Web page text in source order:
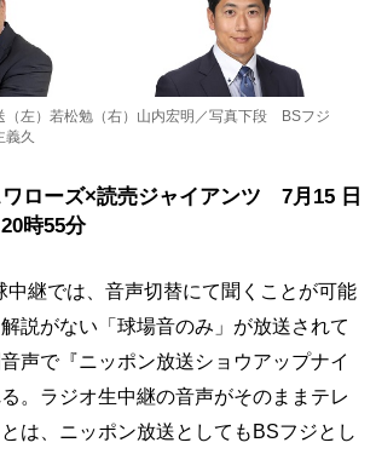
左）若松勉（右）山内宏明／写真下段 BSフジ
義久
ローズ×読売ジャイアンツ 7月15 日
時55分
中継では、音声切替にて聞くことが可能
説がない「球場音のみ」が放送されて
声で『ニッポン放送ショウアップナイ
。ラジオ生中継の音声がそのままテレ
は、ニッポン放送としてもBSフジとし